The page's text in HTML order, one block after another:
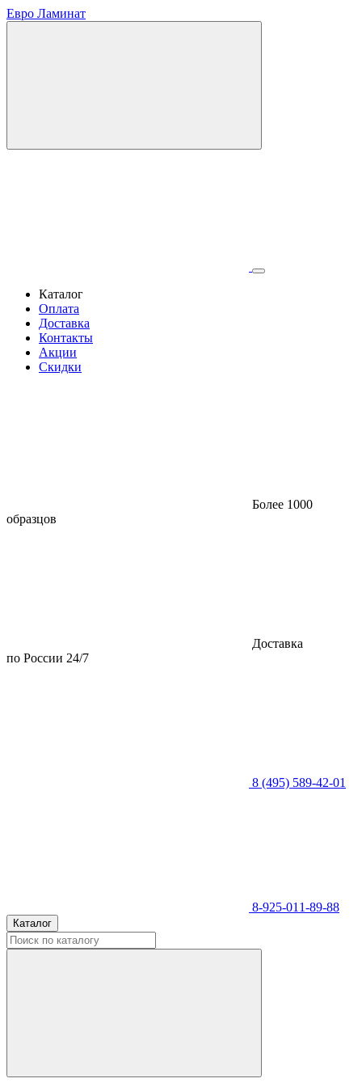
Евро Ламинат
Каталог
Оплата
Доставка
Контакты
Акции
Скидки
Более 1000
образцов
Доставка
по России 24/7
8 (495) 589-42-01
8-925-011-89-88
Каталог